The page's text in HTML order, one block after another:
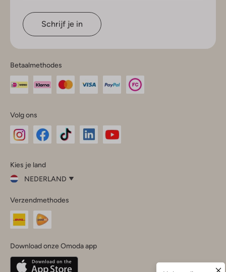
Schrijf je in
Betaalmethodes
Volg ons
InstagramFacebook
Kies je land
NEDERLAND
je
land
Nederland
Belgique(Français)
Verzendmethodes
Download onze Omoda app